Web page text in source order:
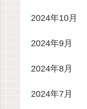
2024年10月
2024年9月
2024年8月
2024年7月